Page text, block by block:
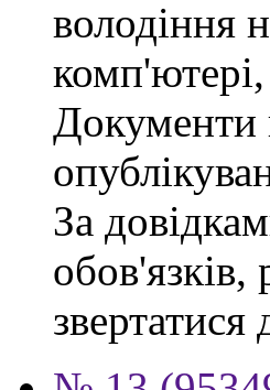
володіння
Документи
За